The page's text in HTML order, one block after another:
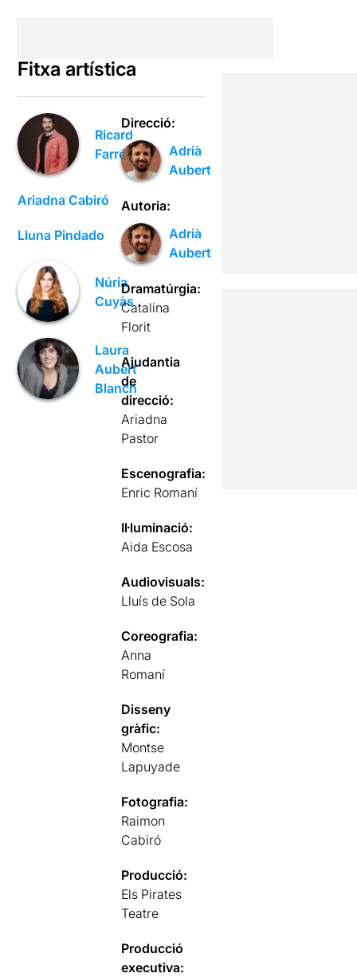
Fitxa artística
Ricard
Farré
Ariadna Cabiró
Lluna Pindado
Núria
Cuyàs
Laura
Aubert
Blanch
Direcció:
Adrià
Aubert
Autoria:
Adrià
Aubert
Dramatúrgia:
Catalina
Florit
Ajudantia
de
direcció:
Ariadna
Pastor
Escenografia:
Enric Romaní
Il·luminació:
Aida Escosa
Audiovisuals:
Lluís de Sola
Coreografia:
Anna
Romaní
Disseny
gràfic:
Montse
Lapuyade
Fotografia:
Raimon
Cabiró
Producció:
Els Pirates
Teatre
Producció
executiva: